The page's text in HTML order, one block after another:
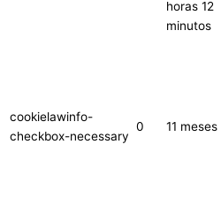
horas 12
minutos
cookielawinfo-
checkbox-necessary
0 11 meses